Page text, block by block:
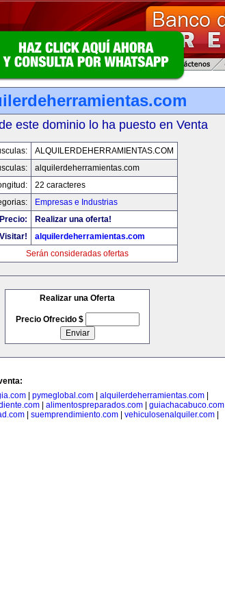
este dominio lo ha puesto en Venta
ALQUILERDEHERRAMIENTAS.COM
alquilerdeherramientas.com
22 caracteres
Empresas e Industrias
Precio:
Realizar una oferta!
Visitar!
alquilerdeherramientas.com
Serán consideradas ofertas
Realizar una Oferta
Precio Ofrecido $
pymeglobal.com alquilerdeherramientas.com
alimentospreparados.com guiachacabuco.com
| suemprendimiento.com| vehiculosenalquiler.com|